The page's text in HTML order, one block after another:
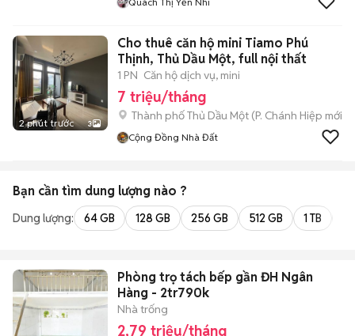
2 phút trước 3
Cho thuê căn hộ mini Tiamo Phú
Thịnh, Thủ Dầu Một, full nội thất
1 PN Căn hộ dịch vụ, mini
7 triệu/tháng
Thành phố Thủ Dầu Một (P. Chánh Hiệp mới)
Cộng Đồng Nhà Đất
Bạn cần tìm dung lượng nào ?
Dung lượng: 64 GB 128 GB 256 GB 512 GB 1 TB
Phòng trọ tách bếp gần ĐH Ngân
Hàng - 2tr790k
Nhà trống
2,79 triệu/tháng